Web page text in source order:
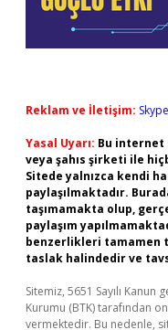
Reklam ve İletişim:
Yasal Uyarı: Bu internet
veya şahıs şirketi ile
Sitede yalnızca kendi
paylaşılmaktadır.
taşımamakta olup,
paylaşım
benzerlikleri tamamen
taslak halindedir ve
Sitemiz, 5651 Sayılı
Kurumu (BTK) tarafından
vermektedir. Bu nedenle,